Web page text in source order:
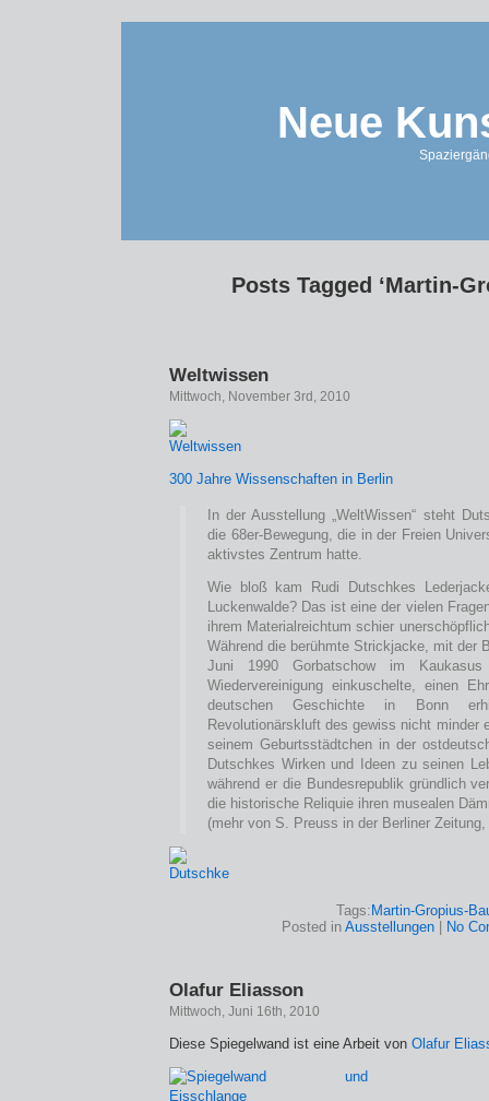
Neue
Posts Tagged ‘Martin-
Weltwissen
Mittwoch, November 3rd, 2010
300 Jahre Wissenschaften in Berlin
In der Ausstellung „WeltWissen“ steht
die 68er-Bewegung, die in der Freien
aktivstes Zentrum hatte.
Wie bloß kam Rudi Dutschkes
Luckenwalde? Das ist eine der vielen
ihrem Materialreichtum schier
Während die berühmte Strickjacke, mit der
Juni 1990 Gorbatschow im
Wiedervereinigung einkuschelte, einen
deutschen Geschichte in Bonn
Revolutionärskluft des gewiss nicht minder
seinem Geburtsstädtchen in der
Dutschkes Wirken und Ideen zu seinen
während er die Bundesrepublik gründlich
die historische Reliquie ihren musealen
(mehr von S. Preuss in der Berliner Zeitung,
Tags: Martin-Gropius-
Posted in Ausstellungen| No
Olafur Eliasson
Mittwoch, Juni 16th, 2010
Diese Spiegelwand ist eine Arbeit von Olafur